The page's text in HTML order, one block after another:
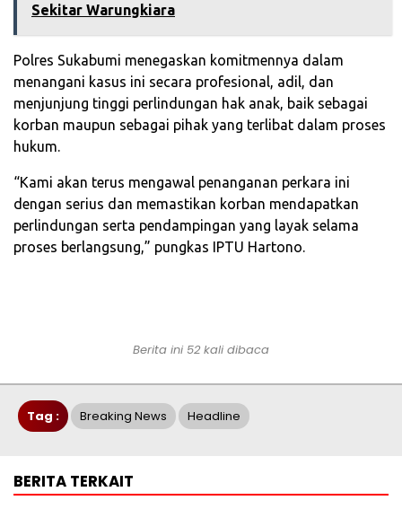
Sekitar Warungkiara​
Polres Sukabumi menegaskan komitmennya dalam
menangani kasus ini secara profesional, adil, dan
menjunjung tinggi perlindungan hak anak, baik sebagai
korban maupun sebagai pihak yang terlibat dalam proses
hukum.
“Kami akan terus mengawal penanganan perkara ini
dengan serius dan memastikan korban mendapatkan
perlindungan serta pendampingan yang layak selama
proses berlangsung,” pungkas IPTU Hartono.
Berita ini 52 kali dibaca
Tag : Breaking News Headline
BERITA TERKAIT